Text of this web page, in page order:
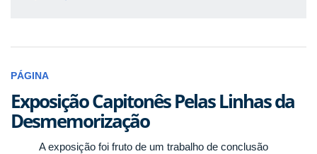
PÁGINA
Exposição Capitonês Pelas Linhas da
Desmemorização
A exposição foi fruto de um trabalho de conclusão